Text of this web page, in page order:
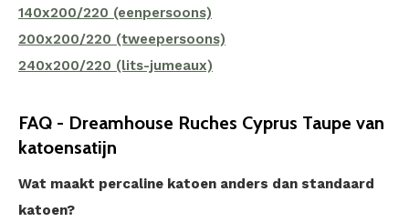
140x200/220 (eenpersoons)
200x200/220 (tweepersoons)
240x200/220 (lits-jumeaux)
FAQ - Dreamhouse Ruches Cyprus Taupe van
katoensatijn
Wat maakt percaline katoen anders dan standaard
katoen?